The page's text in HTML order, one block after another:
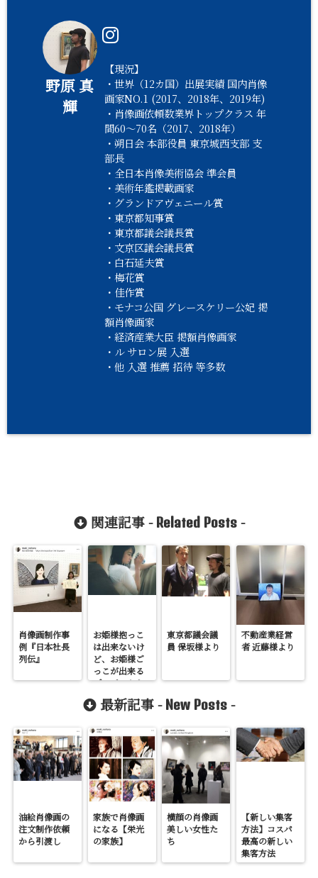
野原 真
輝
【現況】
・世界（12カ国）出展実績 国内肖像
画家NO.1 (2017、2018年、2019年)
・肖像画依頼数業界トップクラス 年
間60〜70名（2017、2018年）
・朔日会 本部役員 東京城西支部 支
部長
・全日本肖像美術協会 準会員
・美術年鑑掲載画家
・グランドアヴェニール賞
・東京都知事賞
・東京都議会議長賞
・文京区議会議長賞
・白石延夫賞
・梅花賞
・佳作賞
・モナコ公国 グレースケリー公妃 掲
額肖像画家
・経済産業大臣 掲額肖像画家
・ル サロン展 入選
・他 入選 推薦 招待 等多数
関連記事 - Related Posts-
肖像画制作事
例『日本社長
列伝』
お姫様抱っこ
は出来ないけ
ど、お姫様ご
っこが出来る
プロジェクト
東京都議会議
員 保坂様より
不動産業経営
者 近藤様より
最新記事 - New Posts -
油絵肖像画の
注文制作依頼
から引渡し
家族で肖像画
になる【栄光
の家族】
横顔の肖像画
美しい女性た
ち
【新しい集客
方法】コスパ
最高の新しい
集客方法